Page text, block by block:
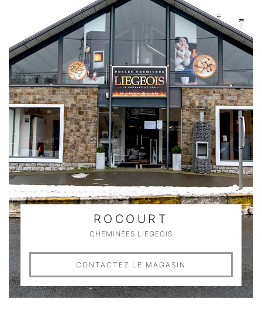
ROCOURT
CHEMINÉES LIÉGEOIS
CONTACTEZ LE MAGASIN